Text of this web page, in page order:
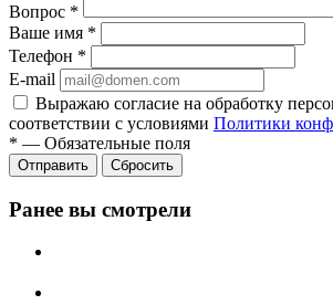
Вопрос *
Ваше имя *
Телефон *
E-mail
Выражаю согласие на обработку
соответствии с условиями Политики
* — Обязательные поля
Отправить Сбросить
Ранее вы смотрели